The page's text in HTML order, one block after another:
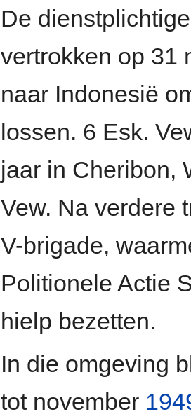
De
vertrokken op 31
naar Indonesië
lossen. 6 Esk.
jaar in Cheribon,
Vew. Na verdere
V-brigade,
Politionele Actie
hielp bezetten.
In die omgeving
tot november